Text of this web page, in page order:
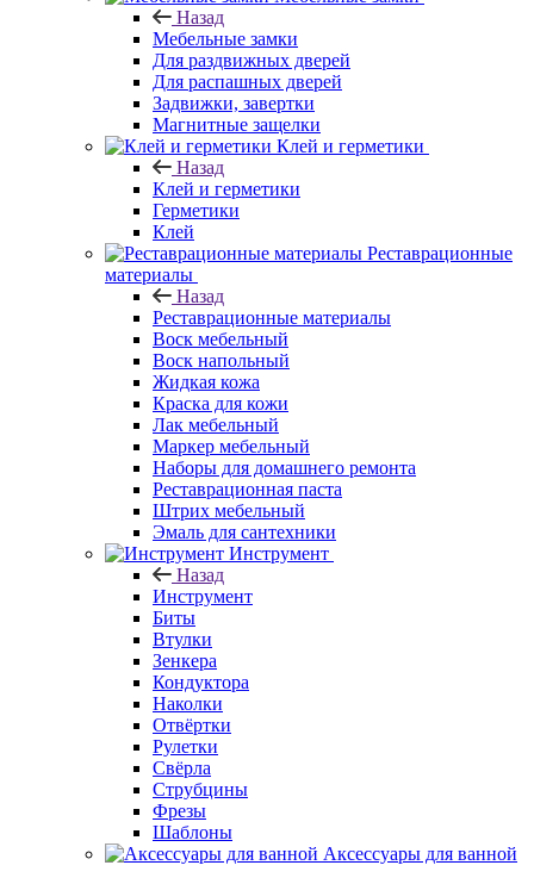
Назад
Мебельные замки
Для раздвижных дверей
Для распашных дверей
Задвижки, завертки
Магнитные защелки
Клей и герметики
Назад
Клей и герметики
Герметики
Клей
Реставрационные
материалы
Назад
Реставрационные материалы
Воск мебельный
Воск напольный
Жидкая кожа
Краска для кожи
Лак мебельный
Маркер мебельный
Наборы для домашнего ремонта
Реставрационная паста
Штрих мебельный
Эмаль для сантехники
Инструмент
Назад
Инструмент
Биты
Втулки
Зенкера
Кондуктора
Наколки
Отвёртки
Рулетки
Свёрла
Струбцины
Фрезы
Шаблоны
Аксессуары для ванной